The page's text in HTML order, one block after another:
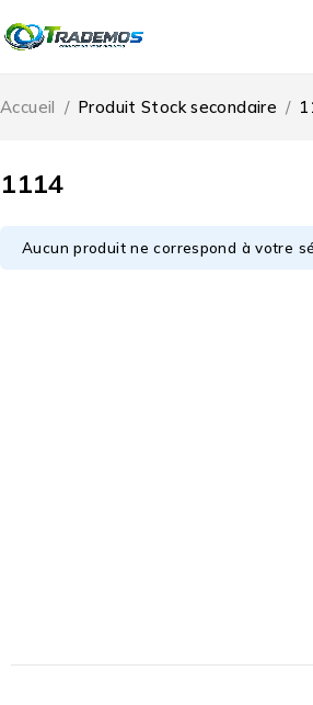
1114
Accueil / Produit Stock secondaire /
Aucun produit ne correspond à votre